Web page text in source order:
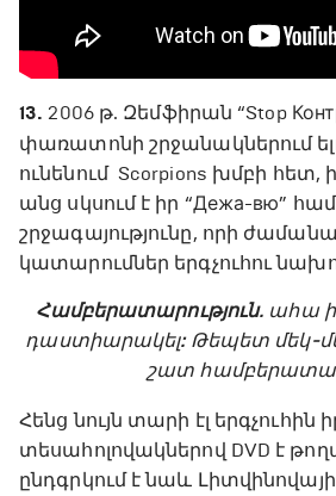
13. 2006 թ. Զեմֆիրան “Stop
փառատոնի շրջանակներում
ունենում Scorpions խմբի հետ,
անց սկսում է իր “Дежа-вю”
շրջագայությունը, որի
կատարումներ երգչուհու
Համբերատարություն. ահա
դաստիարակել: Թեպետ մեկ-
շատ
Հենց նույն տարի էլ երգչուհին
տեսահոլովակներով DVD է
ընդգրկում է նաև